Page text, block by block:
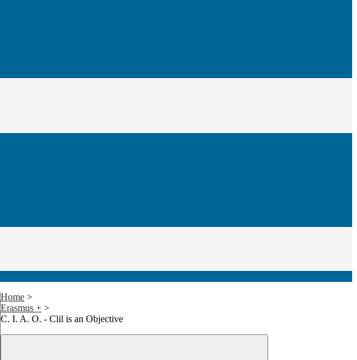
Home >
Erasmus + >
C. I. A. O. - Clil is an Objective